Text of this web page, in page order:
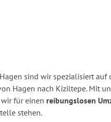
sind wir spezialisiert
Hagen nach Kiziltepe. Mit
für einen reibungslosen
stehen.